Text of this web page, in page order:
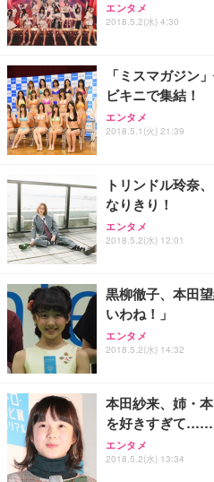
SIHOO B100 オフィ
Sezlife オフィスチ
ワーク チェア 強化
ョン PCチェア 通
務用 おしゃれ パソ
Sezlife オフィスチ
ワーク チェア 強化
ョン PCチェア 通
務用 おしゃれ パソ
ANDWINT オフィ
ッシュ 通気性 ラン
ス圧無段階昇降 360
EIZO ビジネス向け
EV2740X-WT | 27.0
￥109,572
【純正品】27"ゲー
フック付き（CFI-
【整備済み品】Dell
ー フルHD（
【MiniLED/
HOOTER Gaming
グモニター QD 24.5
Amazonベーシック
ネオ・ルーライフ
Smart Basic(スマー
限定】 Smart Basic
アイリスオーヤマ
ュラー 200枚入【
エンタメ
2018.5.2(水) 4:30
「ミスマガジン
ビキニで集結！
エンタメ
2018.5.1(火) 21:39
トリンドル玲奈
なりきり！
エンタメ
2018.5.2(水) 12:01
黒柳徹子、本田
いわね！」
エンタメ
2018.5.2(水) 14:32
本田紗来、姉・
を好きすぎて……
エンタメ
2018.5.2(水) 13:34